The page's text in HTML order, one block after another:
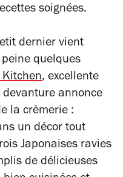
soignées.
dernier vient
peine quelques
Kitchen, excellente
annonce
la crèmerie :
un décor tout
Japonaises ravies
de délicieuses